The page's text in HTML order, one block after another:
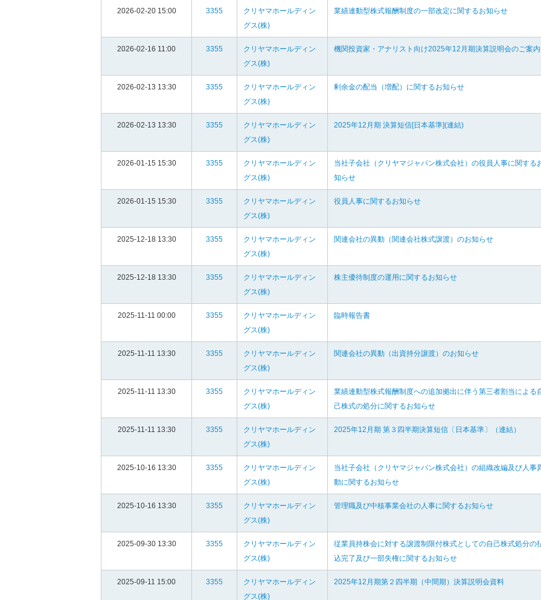
2026-02-20 15:00 3355
クリヤマホールディン
グス(株)
業績連動型株式報酬制度の一部改定に関するお知らせ
2026-02-16 11:00 3355
クリヤマホールディン
グス(株)
機関投資家・アナリスト向け2025年12月期決算説明会のご案内
2026-02-13 13:30 3355
クリヤマホールディン
グス(株)
剰余金の配当（増配）に関するお知らせ
2026-02-13 13:30 3355
クリヤマホールディン
グス(株)
2025年12月期 決算短信[日本基準](連結)
2026-01-15 15:30 3355
クリヤマホールディン
グス(株)
当社子会社（クリヤマジャパン株式会社）の役員人事に関する
知らせ
2026-01-15 15:30 3355
クリヤマホールディン
グス(株)
役員人事に関するお知らせ
2025-12-18 13:30 3355
クリヤマホールディン
グス(株)
関連会社の異動（関連会社株式譲渡）のお知らせ
2025-12-18 13:30 3355
クリヤマホールディン
グス(株)
株主優待制度の運用に関するお知らせ
2025-11-11 00:00 3355
クリヤマホールディン
グス(株)
臨時報告書
2025-11-11 13:30 3355
クリヤマホールディン
グス(株)
関連会社の異動（出資持分譲渡）のお知らせ
2025-11-11 13:30 3355
クリヤマホールディン
グス(株)
業績連動型株式報酬制度への追加拠出に伴う第三者割当による
己株式の処分に関するお知らせ
2025-11-11 13:30 3355
クリヤマホールディン
グス(株)
2025年12月期 第３四半期決算短信〔日本基準〕（連結）
2025-10-16 13:30 3355
クリヤマホールディン
グス(株)
当社子会社（クリヤマジャパン株式会社）の組織改編及び人事
動に関するお知らせ
2025-10-16 13:30 3355
クリヤマホールディン
グス(株)
管理職及び中核事業会社の人事に関するお知らせ
2025-09-30 13:30 3355
クリヤマホールディン
グス(株)
従業員持株会に対する譲渡制限付株式としての自己株式処分の
込完了及び一部失権に関するお知らせ
2025-09-11 15:00 3355
クリヤマホールディン
グス(株)
2025年12月期第２四半期（中間期）決算説明会資料